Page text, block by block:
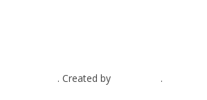
. Created by
.